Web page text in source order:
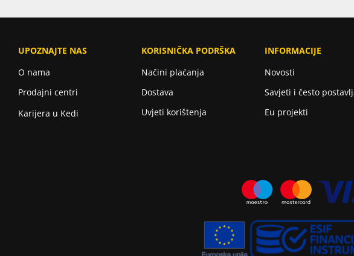
UPOZNAJTE NAS
O nama
Prodajni centri
Karijera u Kedi
KORISNIČKA PODRŠKA
Načini plaćanja
Dostava
Uvjeti korištenja
INFORMACIJE
Novosti
Savjeti i često
Eu projekti